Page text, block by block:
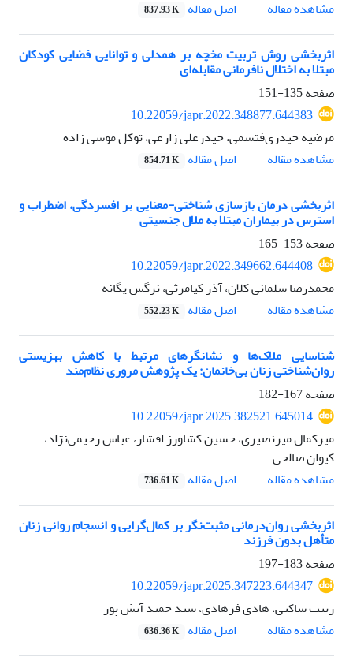
مشاهده مقاله
اصل مقاله 837.93 K
اثربخشی روش تربیت مخچه بر همدلی و توانایی فضایی کودکان
مبتلا به اختلال نافرمانی مقابله‌ای
صفحه135-151
10.22059/japr.2022.348877.644383
مرضیه حیدری‌فتسمی، حیدرعلی زارعی، توکل موسی زاده
مشاهده مقاله
اصل مقاله 854.71 K
اثربخشی درمان بازسازی شناختی-معنایی بر افسردگی، اضطراب و
استرس در بیماران مبتلا به ملال جنسیتی
صفحه153-165
10.22059/japr.2022.349662.644408
محمدرضا سلمانی کلان، آذر کیامرثی، نرگس یگانه
مشاهده مقاله
اصل مقاله 552.23 K
شناسایی ملاک‌ها و نشانگرهای مرتبط با کاهش بهزیستی
روان‌شناختی زنان بی‌خانمان: یک پژوهش مروری نظام‌مند
صفحه167-182
10.22059/japr.2025.382521.645014
میرکمال میرنصیری، حسین کشاورز افشار، عباس رحیمی‌نژاد،
کیوان صالحی
مشاهده مقاله
اصل مقاله 736.61 K
اثربخشی روان‌درمانی مثبت‌نگر بر کمال‌گرایی و انسجام روانی زنان
متأهل بدون فرزند
صفحه183-197
10.22059/japr.2025.347223.644347
زینب ساکتی، هادی فرهادی، سید حمید آتش پور
مشاهده مقاله
اصل مقاله 636.36 K